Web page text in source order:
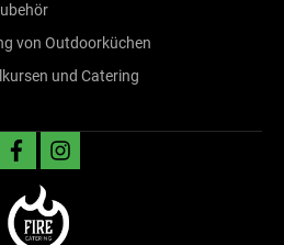
von Outdoorküchen
und Catering
facebookinstagram